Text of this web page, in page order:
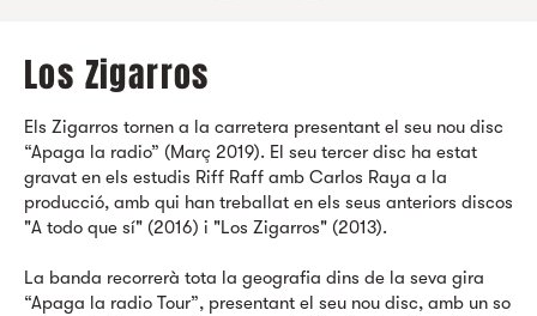
Los Zigarros
Els Zigarros tornen a la carretera presentant el seu nou disc
“Apaga la radio” (Març 2019). El seu tercer disc ha estat
gravat en els estudis Riff Raff amb Carlos Raya a la
producció, amb qui han treballat en els seus anteriors discos
"A todo que sí" (2016) i "Los Zigarros" (2013).
La banda recorrerà tota la geografia dins de la seva gira
“Apaga la radio Tour”, presentant el seu nou disc, amb un so